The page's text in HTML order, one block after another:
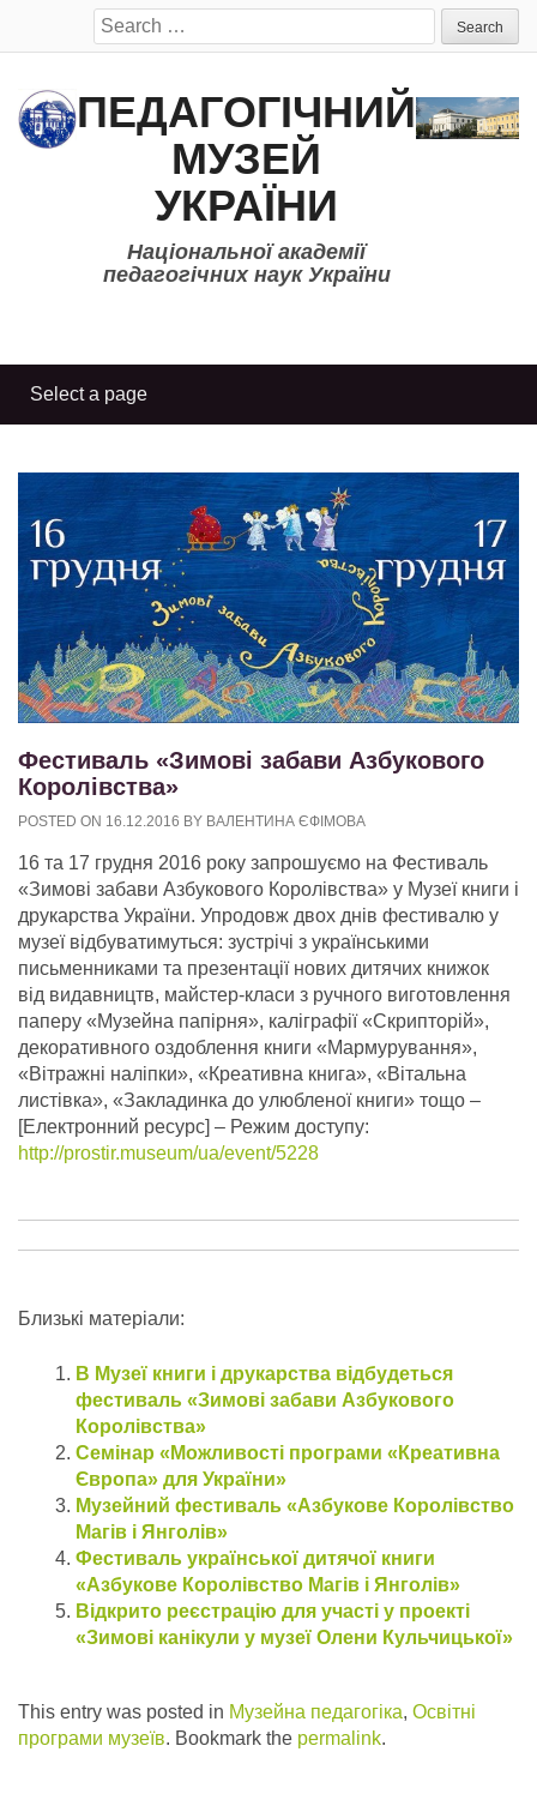
Search
for:
ПЕДАГОГІЧНИЙ
МУЗЕЙ
УКРАЇНИ
Національної академії
педагогічних наук України
Фестиваль «Зимові забави Азбукового
Королівства»
POSTED ON 16.12.2016 BY ВАЛЕНТИНА ЄФІМОВА
16 та 17 грудня 2016 року запрошуємо на Фестиваль
«Зимові забави Азбукового Королівства» у Музеї книги і
друкарства України. Упродовж двох днів фестивалю у
музеї відбуватимуться: зустрічі з українськими
письменниками та презентації нових дитячих книжок
від видавництв, майстер-класи з ручного виготовлення
паперу «Музейна папірня», каліграфії «Скрипторій»,
декоративного оздоблення книги «Мармурування»,
«Вітражні наліпки», «Креативна книга», «Вітальна
листівка», «Закладинка до улюбленої книги» тощо –
[Електронний ресурс] – Режим доступу:
http://prostir.museum/ua/event/5228
Близькі матеріали:
В Музеї книги і друкарства відбудеться
фестиваль «Зимові забави Азбукового
Королівства»
Семінар «Можливості програми «Креативна
Європа» для України»
Музейний фестиваль «Азбукове Королівство
Магів і Янголів»
Фестиваль української дитячої книги
«Азбукове Королівство Магів і Янголів»
Відкрито реєстрацію для участі у проекті
«Зимові канікули у музеї Олени Кульчицької»
This entry was posted in Музейна педагогіка, Освітні
програми музеїв. Bookmark the permalink.